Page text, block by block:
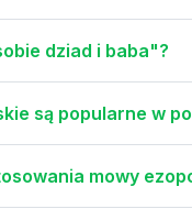
dziad i baba"?
są popularne w
mowy